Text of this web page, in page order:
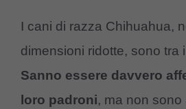
I cani di razza Chihuahua,
dimensioni ridotte, sono tra
Sanno essere davvero
loro padroni, ma non sono